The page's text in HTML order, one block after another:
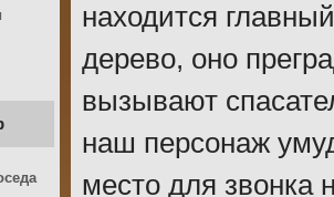
находится
дерево, оно
вызывают
наш персонаж
место для звонка